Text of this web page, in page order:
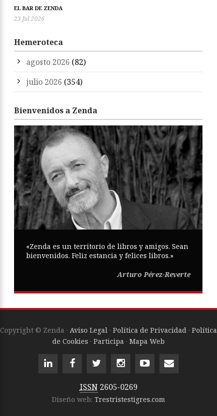
EL BAR DE ZENDA
23 Jul 2026
Hemeroteca
agosto 2026 (82)
julio 2026 (354)
Bienvenidos a Zenda
«Zenda es un territorio de libros y amigos. Sean
bienvenidos. Feliz estancia y felices libros.»
Arturo Pérez-Reverte
Copyright © Zenda · Aviso Legal · Política de Privacidad · Política
de Cookies · Participa · Mapa Web
ISSN 2605-0269
Diseño web: Trestristestigres.com